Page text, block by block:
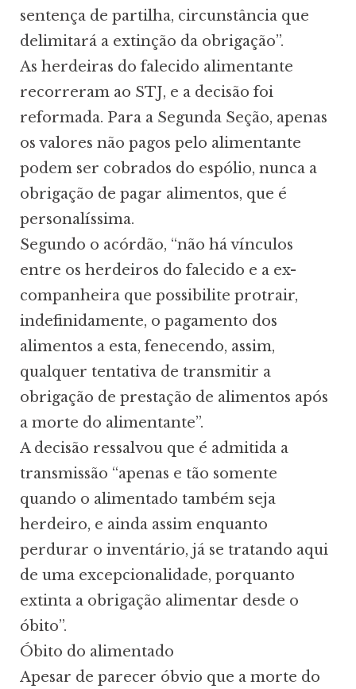
sentença de partilha, circunstância que
delimitará a extinção da obrigação”.
As herdeiras do falecido alimentante
recorreram ao STJ, e a decisão foi
reformada. Para a Segunda Seção, apenas
os valores não pagos pelo alimentante
podem ser cobrados do espólio, nunca a
obrigação de pagar alimentos, que é
personalíssima.
Segundo o acórdão, “não há vínculos
entre os herdeiros do falecido e a ex-
companheira que possibilite protrair,
indefinidamente, o pagamento dos
alimentos a esta, fenecendo, assim,
qualquer tentativa de transmitir a
obrigação de prestação de alimentos após
a morte do alimentante”.
A decisão ressalvou que é admitida a
transmissão “apenas e tão somente
quando o alimentado também seja
herdeiro, e ainda assim enquanto
perdurar o inventário, já se tratando aqui
de uma excepcionalidade, porquanto
extinta a obrigação alimentar desde o
óbito”.
Óbito do alimentado
Apesar de parecer óbvio que a morte do